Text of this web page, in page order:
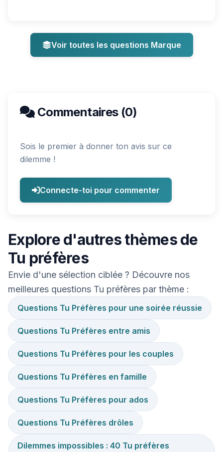
Voir toutes les questions Marque
Commentaires (0)
Sois le premier à donner ton avis sur ce
dilemme !
Connecte-toi pour commenter
Explore d'autres thèmes de
Tu préfères
Envie d'une sélection ciblée ? Découvre nos
meilleures questions Tu préfères par thème :
Questions Tu Préfères pour une soirée réussie
Questions Tu Préfères entre amis
Questions Tu Préfères pour les couples
Questions Tu Préfères en famille
Questions Tu Préfères pour ados
Questions Tu Préfères drôles
Dilemmes impossibles : 40 Tu préfères